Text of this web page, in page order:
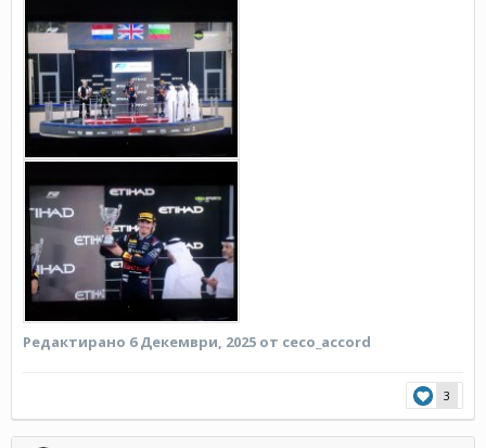
Редактирано 6 Декември, 2025 от ceco_accord
3